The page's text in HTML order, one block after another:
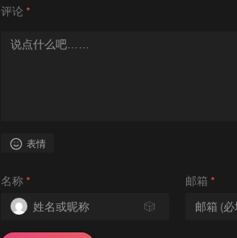
评论 *
表情
名称 *
🎲
邮箱 *